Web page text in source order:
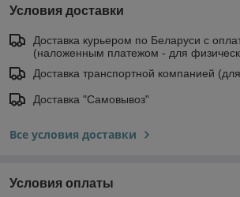
Условия доставки
Доставка курьером по Беларуси с
(наложенным платежом - для
Доставка транспортной компанией
Доставка "Самовывоз"
Все условия доставки
Условия оплаты